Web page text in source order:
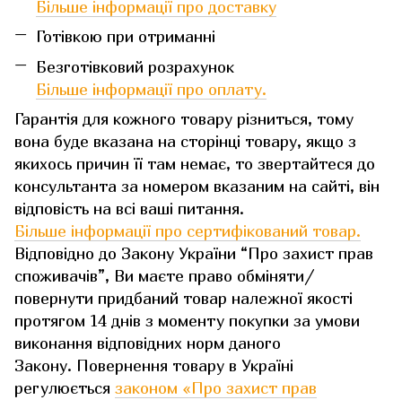
Більше інформації про доставку
Готівкою при отриманні
Безготівковий розрахунок
Більше інформації про оплату.
Гарантія для кожного товару різниться, тому
вона буде вказана на сторінці товару, якщо з
якихось причин її там немає, то звертайтеся до
консультанта за номером вказаним на сайті, він
відповість на всі ваші питання.
Більше інформації про сертифікований товар.
Відповідно до Закону України “Про захист прав
споживачів”, Ви маєте право обміняти/
повернути придбаний товар належної якості
протягом 14 днів з моменту покупки за умови
виконання відповідних норм даного
Закону. Повернення товару в Україні
регулюється законом «Про захист прав